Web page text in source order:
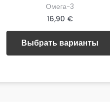
Омега-3
16,90 €
Выбрать варианты